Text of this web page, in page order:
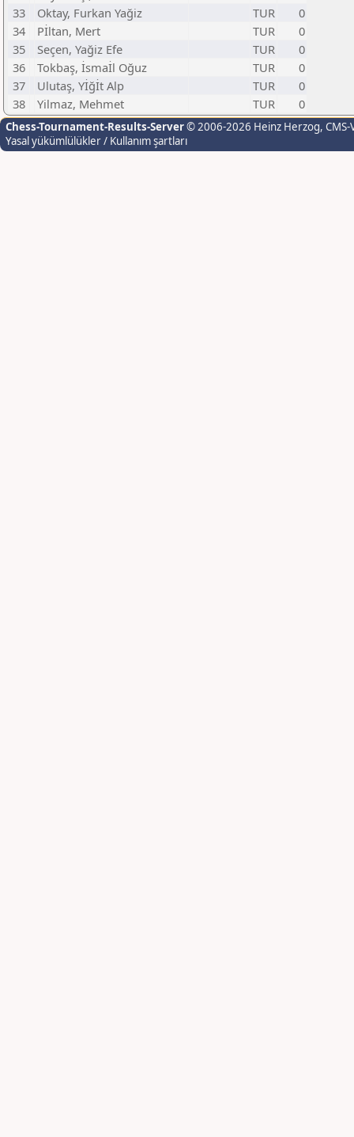
33
Oktay, Furkan Yağiz TUR
0
34
Pİltan, Mert TUR
0
35
Seçen, Yağiz Efe TUR
0
36
Tokbaş, İsmaİl Oğuz TUR
0
37
Ulutaş, Yİğİt Alp TUR
0
38
Yilmaz, Mehmet TUR 0
Chess-Tournament-Results-Server© 2006-2026 Heinz Herzog,
Yasal yükümlülükler / Kullanım şartları